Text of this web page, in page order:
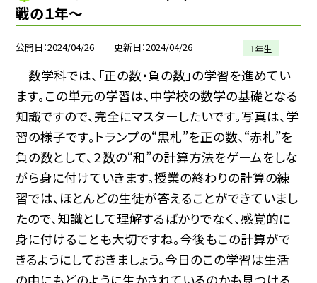
戦の１年〜
公開日 2024/04/26 更新日 2024/04/26 １年生
数学科では、「正の数・負の数」の学習を進めてい
ます。この単元の学習は、中学校の数学の基礎となる
知識ですので、完全にマスターしたいです。写真は、学
習の様子です。トランプの“黒札”を正の数、“赤札”を
負の数として、２数の“和”の計算方法をゲームをしな
がら身に付けていきます。授業の終わりの計算の練
習では、ほとんどの生徒が答えることができていまし
たので、知識として理解するばかりでなく、感覚的に
身に付けることも大切ですね。今後もこの計算がで
きるようにしておきましょう。今日のこの学習は生活